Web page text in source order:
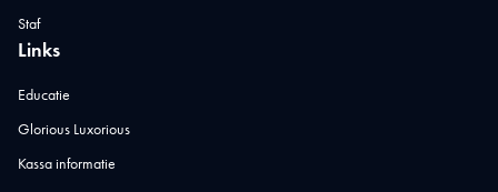
Staf
Links
Educatie
Glorious Luxorious
Kassa informatie